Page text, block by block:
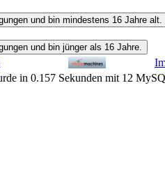
in 0.157 Sekunden mit 12